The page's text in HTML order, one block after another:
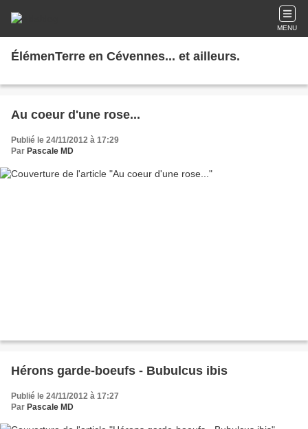
MENU
ÉlémenTerre en Cévennes... et ailleurs.
Au coeur d'une rose...
Publié le 24/11/2012 à 17:29
Par Pascale MD
Hérons garde-boeufs - Bubulcus ibis
Publié le 24/11/2012 à 17:27
Par Pascale MD